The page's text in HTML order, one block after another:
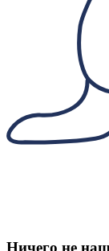
Ничего не